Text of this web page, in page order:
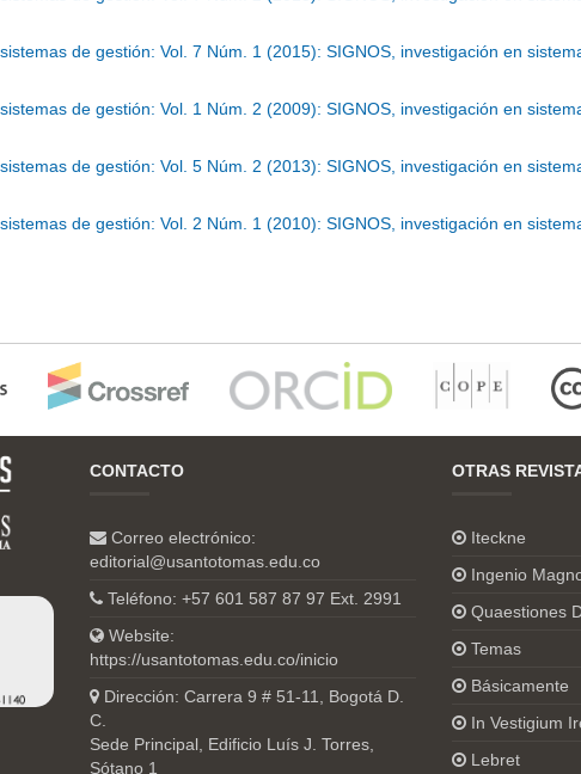
de gestión: Vol. 7 Núm. 1 (2015): SIGNOS, investigación en
de gestión: Vol. 1 Núm. 2 (2009): SIGNOS, investigación en
de gestión: Vol. 5 Núm. 2 (2013): SIGNOS, investigación en
de gestión: Vol. 2 Núm. 1 (2010): SIGNOS, investigación en
CONTACTO
Correo electrónico:
editorial@usantotomas.edu.co
Teléfono: +57 601 587 87 97 Ext. 2991
Website:
https://usantotomas.edu.co/inicio
Dirección: Carrera 9 # 51-11, Bogotá D.
C.
Sede Principal, Edificio Luís J. Torres,
Sótano 1
OTRAS
Iteckne
Ingenio
Quaestiones
Temas
Básicamente
In Vestigium
Lebret